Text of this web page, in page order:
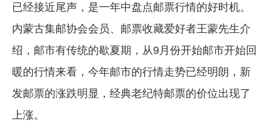
已经接近尾声，是一年中盘点邮票行情的好时机。
内蒙古集邮协会会员、邮票收藏爱好者王蒙先生介
绍，邮市有传统的歇夏期，从9月份开始邮市开始回
暖的行情来看，今年邮市的行情走势已经明朗，新
发邮票的涨跌明显，经典老纪特邮票的价位出现了
上涨。